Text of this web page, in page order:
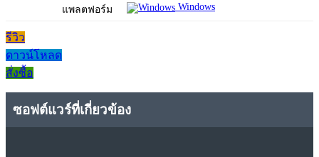
แพลตฟอร์ม Windows
รีวิว
ดาวน์โหลด
สั่งซื้อ
ซอฟต์แวร์ที่เกี่ยวข้อง